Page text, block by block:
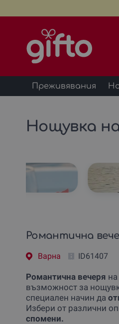
Преживявания
Нощувка
Романтична
Варна ID61407
Романтична вечеря
възможност за
специален начин да
Избери от различни
спомени.